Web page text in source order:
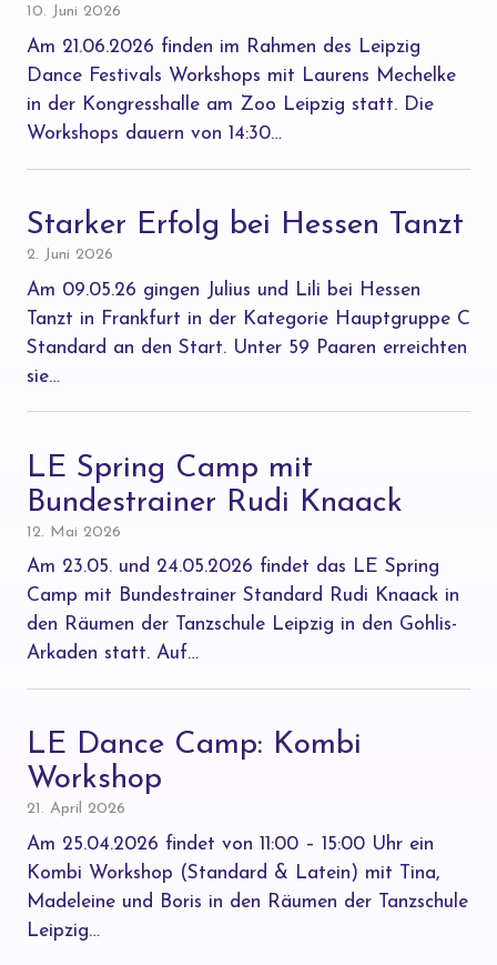
10. Juni 2026
Am 21.06.2026 finden im Rahmen des Leipzig
Dance Festivals Workshops mit Laurens Mechelke
in der Kongresshalle am Zoo Leipzig statt. Die
Workshops dauern von 14:30…
Starker Erfolg bei Hessen Tanzt
2. Juni 2026
Am 09.05.26 gingen Julius und Lili bei Hessen
Tanzt in Frankfurt in der Kategorie Hauptgruppe C
Standard an den Start. Unter 59 Paaren erreichten
sie…
LE Spring Camp mit
Bundestrainer Rudi Knaack
12. Mai 2026
Am 23.05. und 24.05.2026 findet das LE Spring
Camp mit Bundestrainer Standard Rudi Knaack in
den Räumen der Tanzschule Leipzig in den Gohlis-
Arkaden statt. Auf…
LE Dance Camp: Kombi
Workshop
21. April 2026
Am 25.04.2026 findet von 11:00 – 15:00 Uhr ein
Kombi Workshop (Standard & Latein) mit Tina,
Madeleine und Boris in den Räumen der Tanzschule
Leipzig…